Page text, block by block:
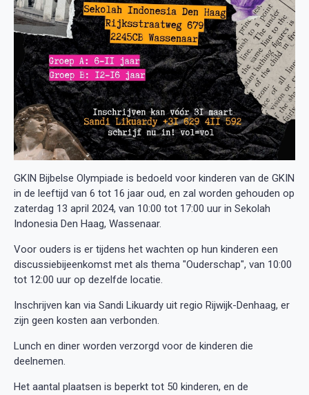
GKIN Bijbelse Olympiade is bedoeld voor kinderen van de GKIN
in de leeftijd van 6 tot 16 jaar oud, en zal worden gehouden op
zaterdag 13 april 2024, van 10:00 tot 17:00 uur in Sekolah
Indonesia Den Haag, Wassenaar.
Voor ouders is er tijdens het wachten op hun kinderen een
discussiebijeenkomst met als thema "Ouderschap", van 10:00
tot 12:00 uur op dezelfde locatie.
Inschrijven kan via Sandi Likuardy uit regio Rijwijk-Denhaag, er
zijn geen kosten aan verbonden.
Lunch en diner worden verzorgd voor de kinderen die
deelnemen.
Het aantal plaatsen is beperkt tot 50 kinderen, en de